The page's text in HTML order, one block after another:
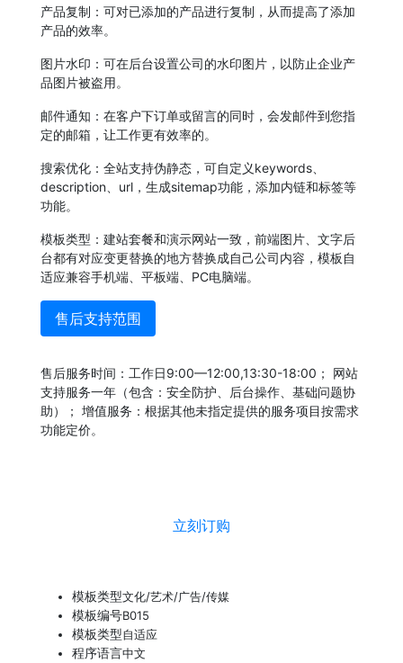
产品复制：可对已添加的产品进行复制，从而提高了添加
产品的效率。
图片水印：可在后台设置公司的水印图片，以防止企业产
品图片被盗用。
邮件通知：在客户下订单或留言的同时，会发邮件到您指
定的邮箱，让工作更有效率的。
搜索优化：全站支持伪静态，可自定义keywords、
description、url，生成sitemap功能，添加内链和标签等
功能。
模板类型：建站套餐和演示网站一致，前端图片、文字后
台都有对应变更替换的地方替换成自己公司内容，模板自
适应兼容手机端、平板端、PC电脑端。
售后支持范围
售后服务时间：工作日9:00—12:00,13:30-18:00； 网站
支持服务一年（包含：安全防护
后台操作
基础问题协
助）
； 增值服务：根据其他未指定提供的服务项目按需求
功能定价。
立刻订购
模板类型文化/艺术/广告/传媒
模板编号B015
模板类型自适应
程序语言中文